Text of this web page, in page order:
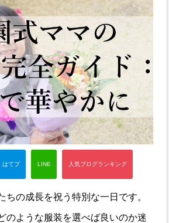
ちの成長を祝う特別な一日です。
のような服装を選べば良いのか迷